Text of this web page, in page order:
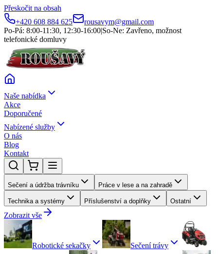
Přeskočit na obsah
+420 608 884 625
rousavym@gmail.com
Po-Pá: 8:00-11:30, 12:30-16:00|So-Ne: Zavřeno, možnost
telefonické domluvy
Naše nabídka
Akce
Doporučené
Nabízené služby
O nás
Blog
Kontakt
Sečení a údržba trávníku Práce v lese a na zahradě
Technika a systémy Příslušenství a doplňky Ostatní
Zobrazit vše
Robotické sekačky Sečení trávy